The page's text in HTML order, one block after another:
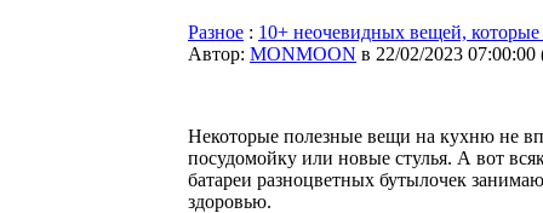
Разное : 10+ неочевидных вещей,
Автор: MONMOON в 22/02/2023 07:00:00
Некоторые полезные вещи на кухню не
посудомойку или новые стулья. А вот
батареи разноцветных бутылочек
здоровью.